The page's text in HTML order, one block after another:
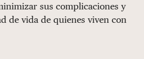
sus complicaciones y
de vida de quienes viven con